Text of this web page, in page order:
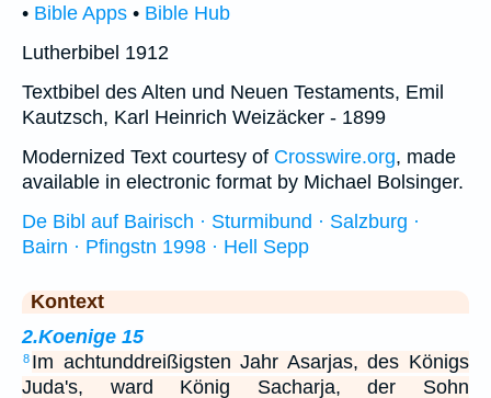
• Bible Apps • Bible Hub
Lutherbibel 1912
Textbibel des Alten und Neuen Testaments, Emil
Kautzsch, Karl Heinrich Weizäcker - 1899
Modernized Text courtesy of Crosswire.org, made
available in electronic format by Michael Bolsinger.
De Bibl auf Bairisch · Sturmibund · Salzburg ·
Bairn · Pfingstn 1998 · Hell Sepp
Kontext
2.Koenige 15
8 Im achtunddreißigsten Jahr Asarjas, des Königs
Juda's, ward König Sacharja, der Sohn